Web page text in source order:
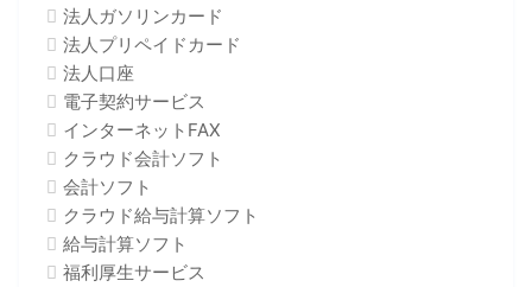
法人ガソリンカード
法人プリペイドカード
法人口座
電子契約サービス
インターネットFAX
クラウド会計ソフト
会計ソフト
クラウド給与計算ソフト
給与計算ソフト
福利厚生サービス